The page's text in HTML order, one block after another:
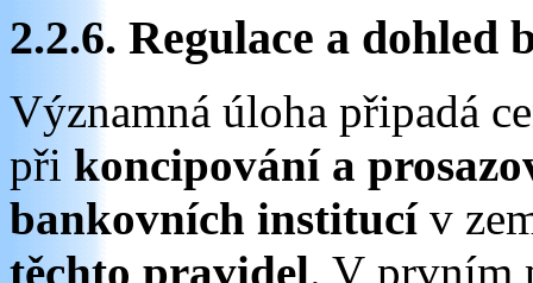
2.2.6. Regulace a
Významná úloha připadá
při koncipování a
bankovních institucív
těchto pravidel. V prvním